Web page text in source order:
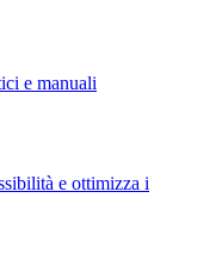
e manuali
e ottimizza i